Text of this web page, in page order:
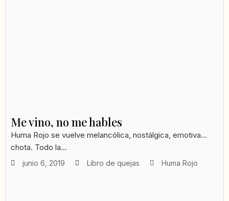
Me vino, no me hables
Huma Rojo se vuelve melancólica, nostálgica, emotiva…
chota. Todo la...
junio 6, 2019 Libro de quejas Huma Rojo